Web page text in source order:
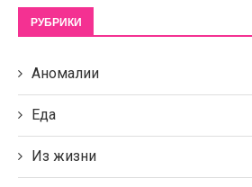
РУБРИКИ
Аномалии
Еда
Из жизни